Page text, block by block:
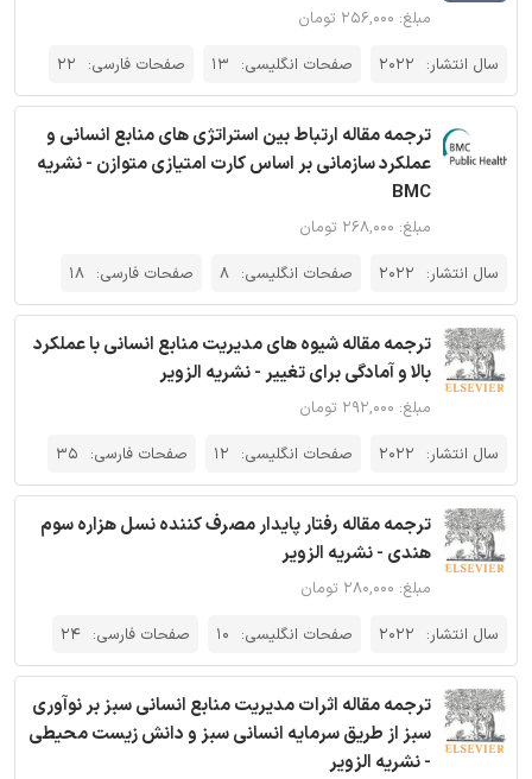
مبلغ: ۲۵۶,۰۰۰ تومان
سال انتشار: 2022 صفحات انگلیسی: 13 صفحات فارسی: 22
ترجمه مقاله ارتباط بین استراتژی های منابع انسانی و
عملکرد سازمانی بر اساس کارت امتیازی متوازن - نشریه
BMC
مبلغ: ۲۶۸,۰۰۰ تومان
سال انتشار: 2022 صفحات انگلیسی: 8 صفحات فارسی: 18
ترجمه مقاله شیوه های مدیریت منابع انسانی با عملکرد
بالا و آمادگی برای تغییر - نشریه الزویر
مبلغ: ۲۹۲,۰۰۰ تومان
سال انتشار: 2022 صفحات انگلیسی: 12 صفحات فارسی: 35
ترجمه مقاله رفتار پایدار مصرف کننده نسل هزاره سوم
هندی - نشریه الزویر
مبلغ: ۲۸۰,۰۰۰ تومان
سال انتشار: 2022 صفحات انگلیسی: 10 صفحات فارسی: 24
ترجمه مقاله اثرات مدیریت منابع انسانی سبز بر نوآوری
سبز از طریق سرمایه انسانی سبز و دانش زیست محیطی
- نشریه الزویر